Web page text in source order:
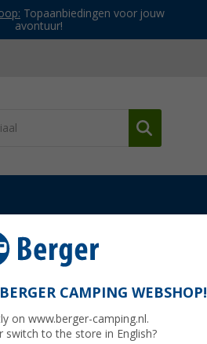
Topaanbiedingen voor jouw
avontuur!
CAMPING WEBSHOP!
on www.berger-camping.nl.
switch to the store in English?